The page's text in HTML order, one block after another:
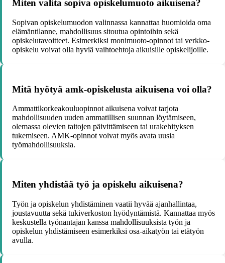
Miten valita sopiva opiskelumuoto aikuisena?
Sopivan opiskelumuodon valinnassa kannattaa huomioida oma
elämäntilanne, mahdollisuus sitoutua opintoihin sekä
opiskelutavoitteet. Esimerkiksi monimuoto-opinnot tai verkko-
opiskelu voivat olla hyviä vaihtoehtoja aikuisille opiskelijoille.
Mitä hyötyä amk-opiskelusta aikuisena voi olla?
Ammattikorkeakouluopinnot aikuisena voivat tarjota
mahdollisuuden uuden ammatillisen suunnan löytämiseen,
olemassa olevien taitojen päivittämiseen tai urakehityksen
tukemiseen. AMK-opinnot voivat myös avata uusia
työmahdollisuuksia.
Miten yhdistää työ ja opiskelu aikuisena?
Työn ja opiskelun yhdistäminen vaatii hyvää ajanhallintaa,
joustavuutta sekä tukiverkoston hyödyntämistä. Kannattaa myös
keskustella työnantajan kanssa mahdollisuuksista työn ja
opiskelun yhdistämiseen esimerkiksi osa-aikatyön tai etätyön
avulla.